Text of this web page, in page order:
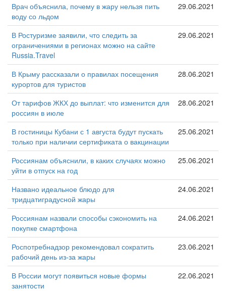
Врач объяснила, почему в жару нельзя пить
воду со льдом
29.06.2021
В Ростуризме заявили, что следить за
ограничениями в регионах можно на сайте
Russia.Travel
29.06.2021
В Крыму рассказали о правилах посещения
курортов для туристов
28.06.2021
От тарифов ЖКХ до выплат: что изменится для
россиян в июле
28.06.2021
В гостиницы Кубани с 1 августа будут пускать
только при наличии сертификата о вакцинации
25.06.2021
Россиянам объяснили, в каких случаях можно
уйти в отпуск на год
25.06.2021
Названо идеальное блюдо для
тридцатиградусной жары
24.06.2021
Россиянам назвали способы сэкономить на
покупке смартфона
24.06.2021
Роспотребнадзор рекомендовал сократить
рабочий день из-за жары
23.06.2021
В России могут появиться новые формы
занятости
22.06.2021